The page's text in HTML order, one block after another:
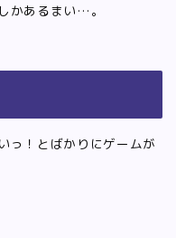
かあるまい…。
っ！とばかりにゲームが